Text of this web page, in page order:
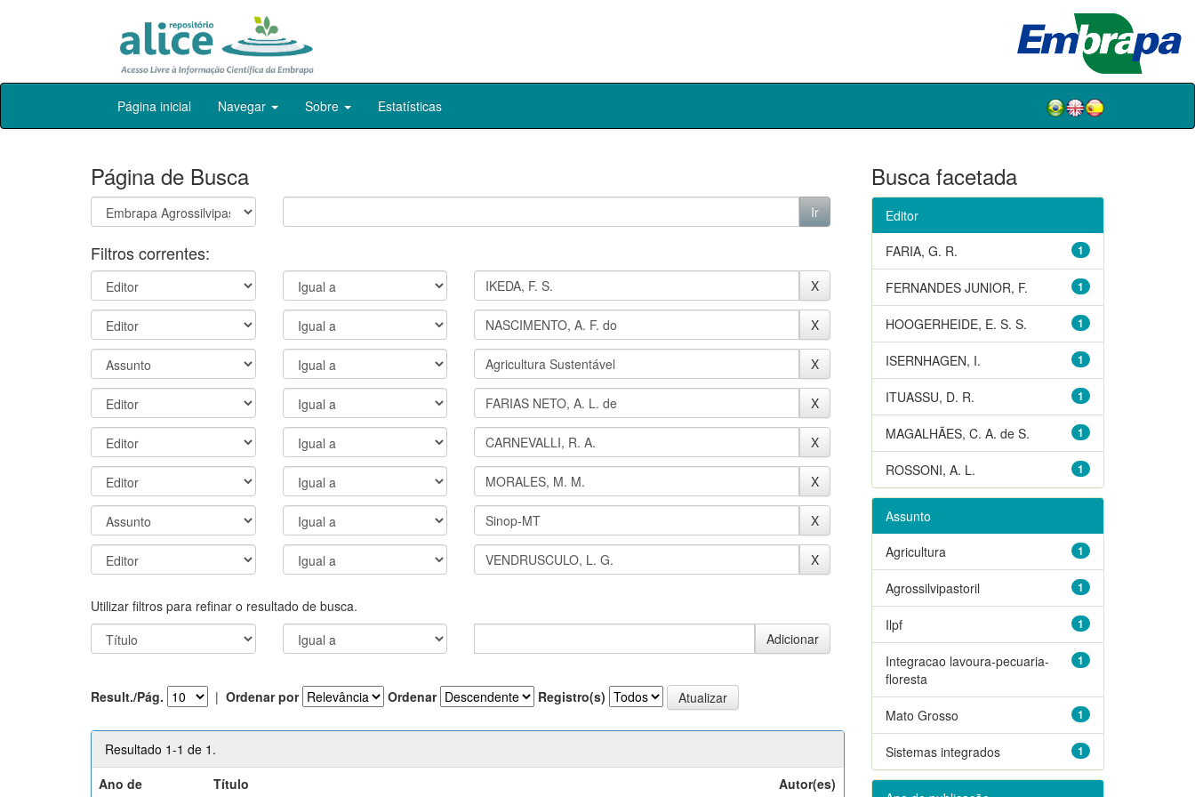
Skip
Página inicial Navegar Sobre Estatísticas
Página de Busca
Filtros correntes:
Utilizar filtros para refinar o resultado de busca.
Result./Pág. | Ordenar por Ordenar Registro(s)
Resultado 1-1 de 1.
Ano de
Título Autor(es)
Busca facetada
Editor
1
FARIA, G. R.
1
FERNANDES JUNIOR, F.
1
HOOGERHEIDE, E. S. S.
1
ISERNHAGEN, I.
1
ITUASSU, D. R.
1
MAGALHÃES, C. A. de S.
1
ROSSONI, A. L.
Assunto
1
Agricultura
1
Agrossilvipastoril
1
Ilpf
1
Integracao lavoura-pecuaria-
floresta
1
Mato Grosso
1
Sistemas integrados